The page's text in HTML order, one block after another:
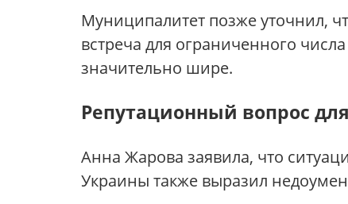
Муниципалитет позже уточнил,
встреча для ограниченного
значительно шире.
Репутационный вопрос
Анна Жарова заявила, что
Украины также выразил